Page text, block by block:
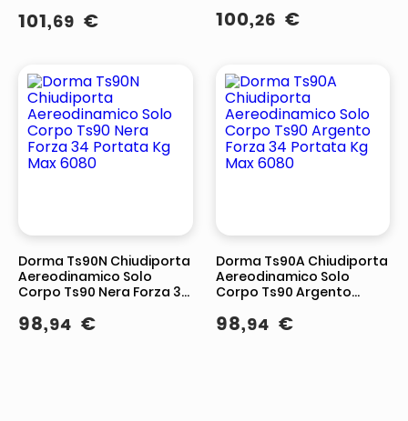
laterale escludibile, EN
1125, 5M011.10.0
101,69 € 100,26 €
Dorma Ts90N Chiudiporta
Aereodinamico Solo
Corpo Ts90 Nera Forza 34
98,94 €
Dorma Ts90A Chiudiporta
Aereodinamico Solo
Corpo Ts90 Argento
6080
98,94 €